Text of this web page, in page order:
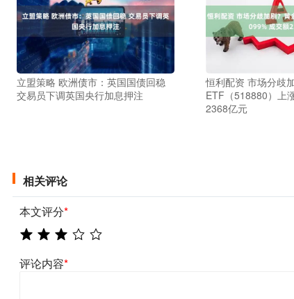
立盟策略 欧洲债市：英国国债回稳
交易员下调英国央行加息押注
恒利配资 市场分歧
ETF（518880）上
2368亿元
相关评论
本文评分*
评论内容*